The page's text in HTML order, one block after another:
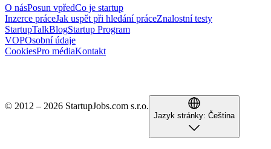
O násPosun vpředCo je startup
Inzerce práceJak uspět při hledání práceZnalostní testy
StartupTalkBlogStartup Program
VOPOsobní údaje
CookiesPro médiaKontakt
© 2012 – 2026 StartupJobs.com s.r.o.
Jazyk stránky: Čeština